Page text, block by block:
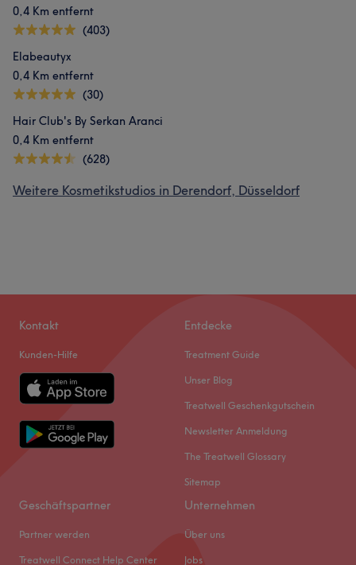
0,4 Km entfernt
(403)
Elabeautyx
0,4 Km entfernt
(30)
Hair Club's By Serkan Aranci
0,4 Km entfernt
(628)
Weitere Kosmetikstudios in Derendorf, Düsseldorf
Kontakt
Kunden-Hilfe
Entdecke
Treatment Guide
Unser Blog
Treatwell Geschenkgutschein
Newsletter Anmeldung
The Treatwell Glossary
Sitemap
Geschäftspartner
Partner werden
Treatwell Connect Help Center
Unternehmen
Über uns
Jobs